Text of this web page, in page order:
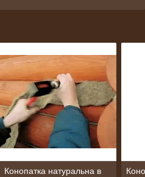
Конопатка натуральна в